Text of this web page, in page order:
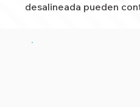
desalineada pueden